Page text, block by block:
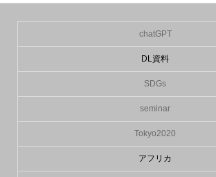
chatGPT
DL資料
SDGs
seminar
Tokyo2020
アフリカ